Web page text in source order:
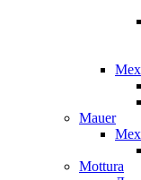
Mauer
Mottura